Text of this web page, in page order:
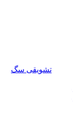
تشویقی سگ